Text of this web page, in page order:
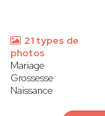
21 types de
photos
Mariage
Grossesse
Naissance